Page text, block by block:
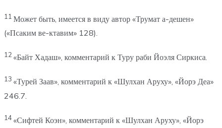
11 Может быть, имеется в виду автор «Трумат а-дешен»
(«Псаким ве-ктавим» 128).
12 «Байт Хадаш», комментарий к Туру раби Йоэля Сиркиса.
13 «Турей Заав», комментарий к «Шулхан Аруху», «Йорэ Деа»
246.7.
14«Сифтей Коэн», комментарий к «Шулхан Аруху», «Йорэ